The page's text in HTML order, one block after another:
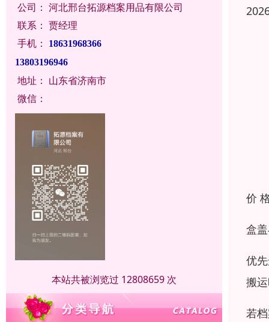
公司： 河北邢台拓源档案用品有限公司
联系： 贾经理
手机：
18631968366
13803196946
地址： 山东省济南市
微信：
本站共被浏览过 12808659 次
价
盒
优
搬
若